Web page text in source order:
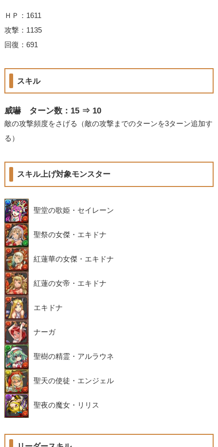
ＨＰ：1611
攻撃：1135
回復：691
スキル
威嚇 ターン数：15 ⇒ 10
敵の攻撃頻度をさげる（敵の攻撃までのターンを3ターン追加す
る）
スキル上げ対象モンスター
聖堂の歌姫・セイレーン
聖祭の女傑・エキドナ
紅蓮華の女傑・エキドナ
紅蓮の女帝・エキドナ
エキドナ
ナーガ
聖樹の精霊・アルラウネ
聖天の使徒・エンジェル
聖夜の魔女・リリス